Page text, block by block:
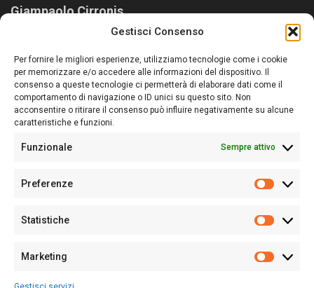
Gestisci Consenso
Per fornire le migliori esperienze, utilizziamo tecnologie come i cookie
per memorizzare e/o accedere alle informazioni del dispositivo. Il
consenso a queste tecnologie ci permetterà di elaborare dati come il
comportamento di navigazione o ID unici su questo sito. Non
acconsentire o ritirare il consenso può influire negativamente su alcune
caratteristiche e funzioni.
Funzionale Sempre attivo
Preferenze
Statistiche
Marketing
Giampaolo Cirronis
Sardegna Ieri-Oggi-Domani nasce per informare “liberamente” i
lettori su quanto accade in Sardegna, con un occhio rivolto al
nostro passato e, soprattutto, al nostro futuro
Follow Us
Sede:Via Cristoforo Colombo 09013 Carbonia
Partita IVA02270380922
128/2020 del 10/02/2020